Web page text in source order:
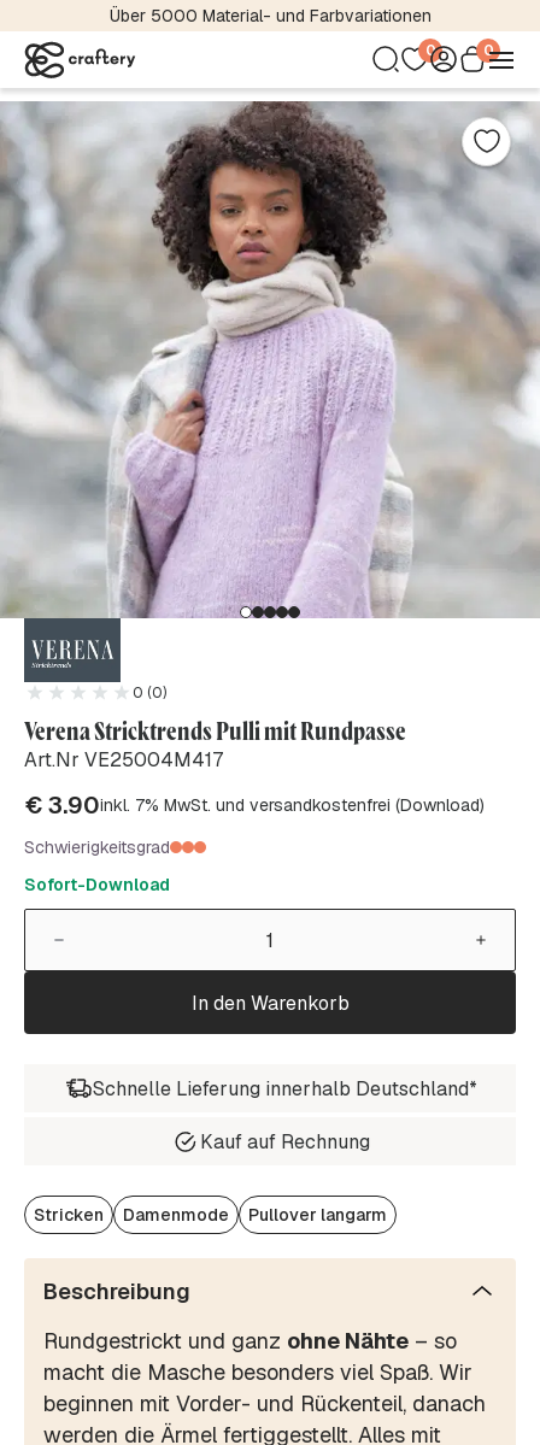
Über 5000 Material- und Farbvariationen
0 0
0 (0)
Verena Stricktrends Pulli mit Rundpasse
Art.Nr VE25004M417
€3.90inkl. 7% MwSt. und versandkostenfrei (Download)
Schwierigkeitsgrad
Sofort-Download
In den Warenkorb
Schnelle Lieferung innerhalb Deutschland*
Kauf auf Rechnung
Stricken Damenmode Pullover langarm
Beschreibung
Rundgestrickt und ganz ohne Nähte – so
macht die Masche besonders viel Spaß. Wir
beginnen mit Vorder- und Rückenteil, danach
werden die Ärmel fertiggestellt. Alles mit